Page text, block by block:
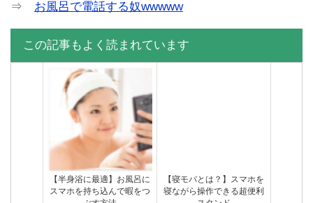
⇒ お風呂で電話する奴wwwww
この記事もよく読まれています
【半身浴に最適】お風呂に
スマホを持ち込んで暇をつ
【寝モバとは？】スマホを
寝ながら操作できる超便利